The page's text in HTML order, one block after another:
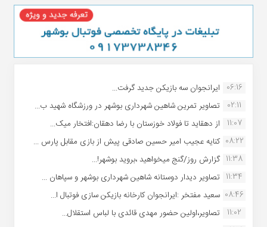
06:16 ایرانجوان سه بازیکن جدید گرفت...
02:11
تصاویر تمرین شاهین شهردارى بوشهر در ورزشگاه شهید ب...
11:07
از دهقاید تا فولاد خوزستان با رضا دهقان:افتخار میک...
08:22 کنایه عجیب امیر حسین صادقی پیش از بازی مقابل پارس ...
11:38 گزارش روز/گنج میخواهید ،بروید بوشهر!...
11:34 تصاویر دیدار دوستانه شاهین شهردارى بوشهر و سپاهان ...
08:46 سعید مفتخر :ایرانجوان کارخانه بازیکن سازی فوتبال ا...
11:02
تصاویر،اولین حضور مهدی قائدی با لباس استقلال...